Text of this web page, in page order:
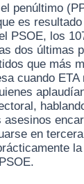
penúltimo
es
PSOE, los
dos últimas
que más
cuando ETA
asesinos
en